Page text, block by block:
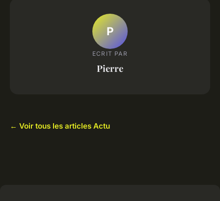
P
ECRIT PAR
Pierre
← Voir tous les articles Actu